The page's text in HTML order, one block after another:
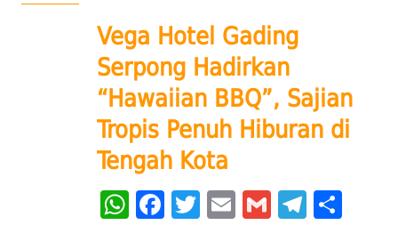
Vega Hotel Gading
Serpong Hadirkan
“Hawaiian BBQ”, Sajian
Tropis Penuh Hiburan di
Tengah Kota
WhatsApp
Facebook
Twitter
EmailGmail